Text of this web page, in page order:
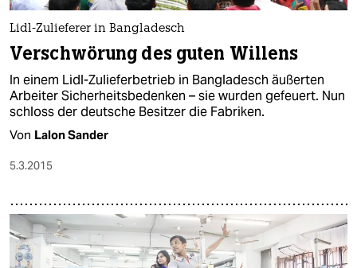
Lidl-Zulieferer in Bangladesch
Verschwörung des guten Willens
In einem Lidl-Zulieferbetrieb in Bangladesch äußerten
Arbeiter Sicherheitsbedenken – sie wurden gefeuert. Nun
schloss der deutsche Besitzer die Fabriken.
Von Lalon Sander
5.3.2015